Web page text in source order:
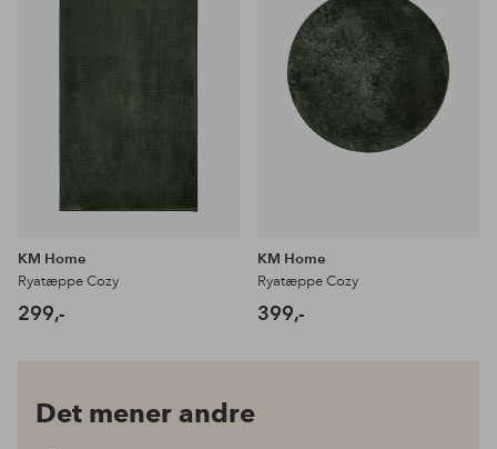
KM Home
Ryatæppe Cozy
299,-
KM Home
Ryatæppe Cozy
399,-
Det mener andre